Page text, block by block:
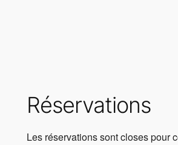
Réservations
Les réservations sont closes pour